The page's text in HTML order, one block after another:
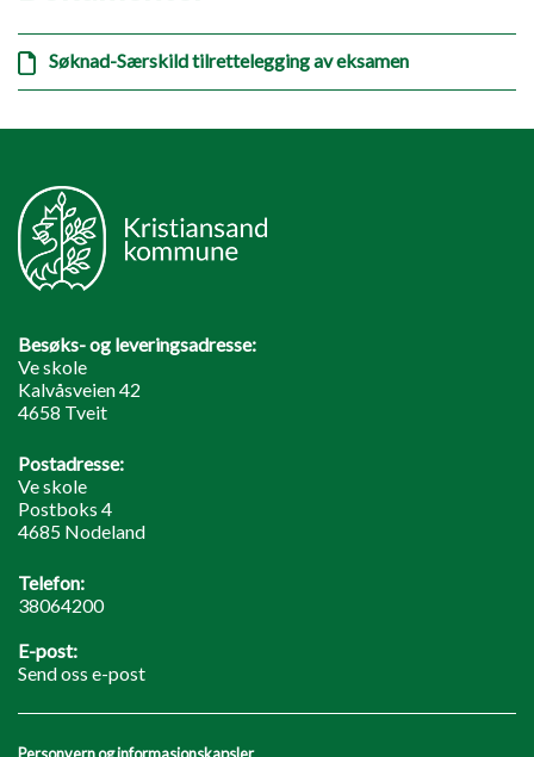
Søknad-Særskild tilrettelegging av eksamen
Besøks- og leveringsadresse:
Ve skole
Kalvåsveien 42
4658 Tveit
Postadresse:
Ve skole
Postboks 4
4685 Nodeland
Telefon:
38064200
E-post:
Send oss e-post